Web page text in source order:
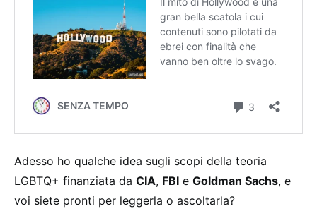
Adesso ho qualche idea sugli scopi della teoria
LGBTQ+ finanziata da CIA, FBI e Goldman Sachs, e
voi siete pronti per leggerla o ascoltarla?